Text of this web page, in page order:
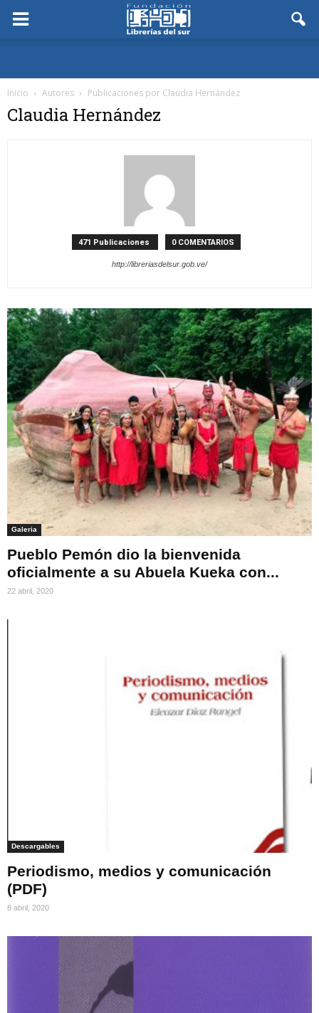
Inicio Autores Publicaciones por Claudia Hernández
Claudia Hernández
471 Publicaciones 0 COMENTARIOS
http://libreriasdelsur.gob.ve/
Galeria
Pueblo Pemón dio la bienvenida
oficialmente a su Abuela Kueka con...
22 abril, 2020
Descargables
Periodismo, medios y comunicación
(PDF)
8 abril, 2020